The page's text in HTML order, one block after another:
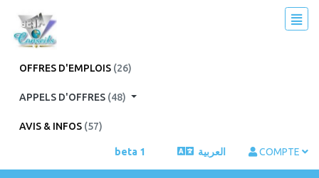
OFFRES D'EMPLOIS (26)
APPELS D'OFFRES (48)
AVIS & INFOS (57)
beta 1 العربية COMPTE